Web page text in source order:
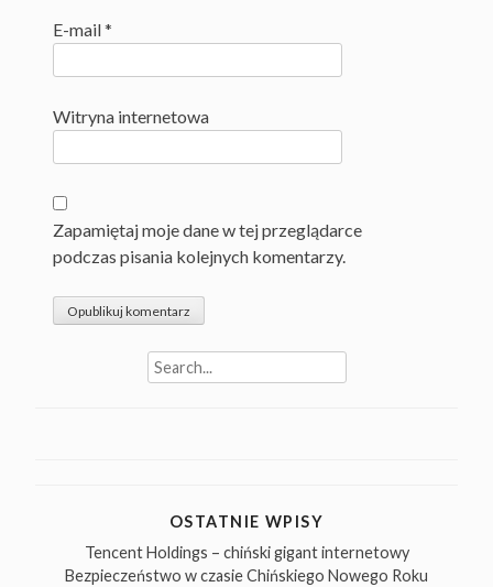
E-mail*
Witryna internetowa
Zapamiętaj moje dane w tej przeglądarce
podczas pisania kolejnych komentarzy.
Search
for:
OSTATNIE WPISY
Tencent Holdings – chiński gigant internetowy
Bezpieczeństwo w czasie Chińskiego Nowego Roku